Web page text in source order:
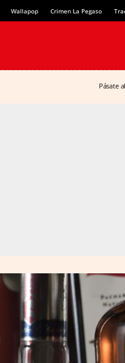
Wallapop Crimen La Pegaso
Pásate